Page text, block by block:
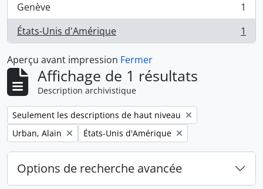
Genève
, 1 résultats
1
États-Unis d'Amérique
, 1 résultats 1
Aperçu avant impression Fermer
Affichage de 1 résultats
Description archivistique
Remove filter:
Seulement les descriptions de haut niveau
Remove filter:
Urban, Alain Remove filter:
États-Unis d'Amérique
Options de recherche avancée